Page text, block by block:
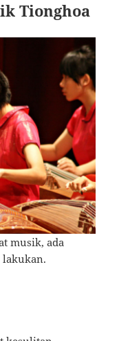
Tionghoa
musik, ada
lakukan.